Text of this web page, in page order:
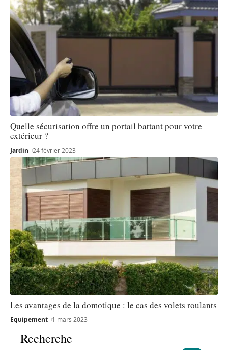
Quelle sécurisation offre un portail battant pour votre
extérieur ?
Jardin 24 février 2023
Les avantages de la domotique : le cas des volets roulants
Equipement 1 mars 2023
Recherche